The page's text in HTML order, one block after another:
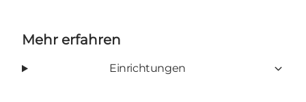
Mehr erfahren
Einrichtungen